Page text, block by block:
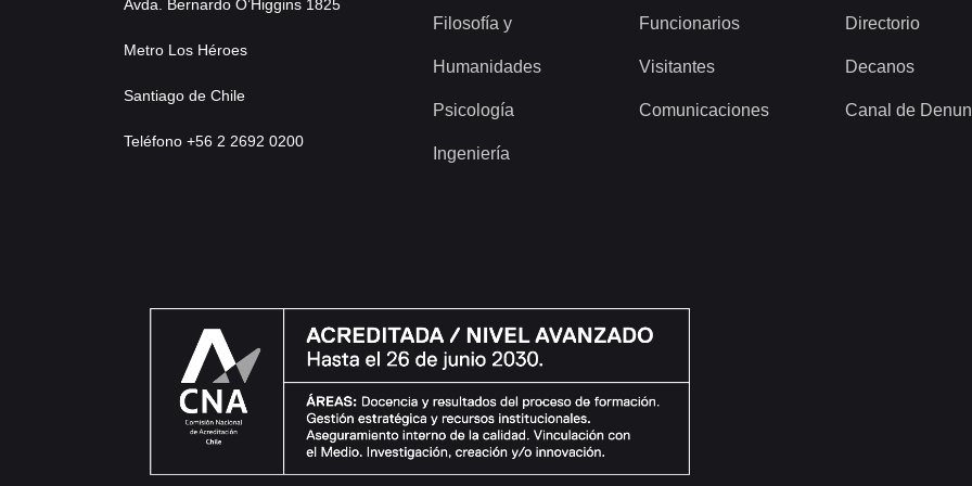
Avda. Bernardo O’Higgins 1825
Metro Los Héroes
Santiago de Chile
Teléfono +56 2 2692 0200
Filosofía y
Humanidades
Psicología
Ingeniería
Funcionarios
Visitantes
Comunicaciones
Directorio
Decanos
Canal de